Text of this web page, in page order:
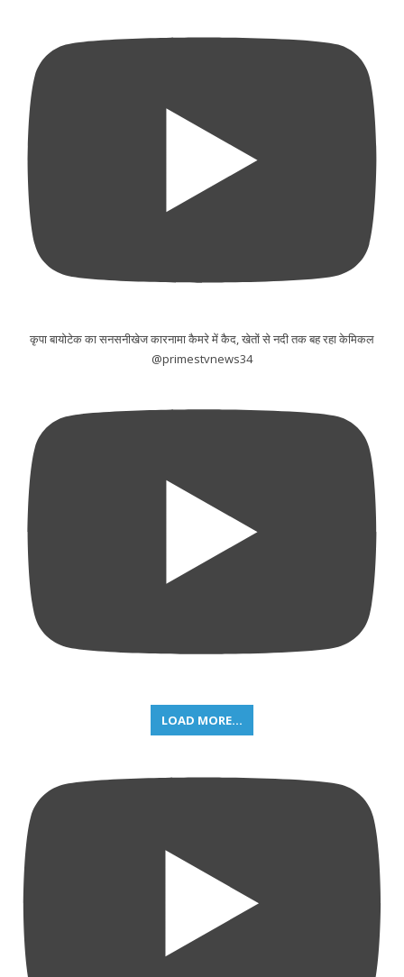
कृपा बायोटेक का सनसनीखेज कारनामा कैमरे में कैद, खेतों से नदी तक बह रहा केमिकल
@primestvnews34
LOAD MORE...